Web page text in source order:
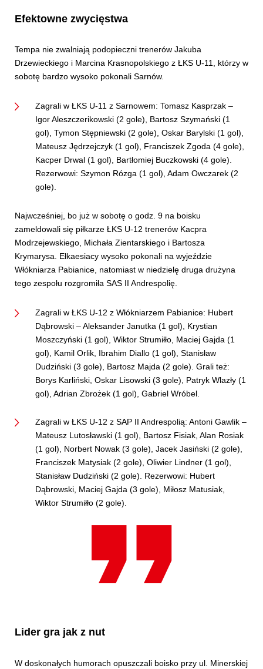
Efektowne zwycięstwa
Tempa nie zwalniają podopieczni trenerów Jakuba
Drzewieckiego i Marcina Krasnopolskiego z ŁKS U-11, którzy w
sobotę bardzo wysoko pokonali Sarnów.
Zagrali w ŁKS U-11 z Sarnowem: Tomasz Kasprzak –
Igor Aleszczerikowski (2 gole), Bartosz Szymański (1
gol), Tymon Stępniewski (2 gole), Oskar Barylski (1 gol),
Mateusz Jędrzejczyk (1 gol), Franciszek Zgoda (4 gole),
Kacper Drwal (1 gol), Bartłomiej Buczkowski (4 gole).
Rezerwowi: Szymon Rózga (1 gol), Adam Owczarek (2
gole).
Najwcześniej, bo już w sobotę o godz. 9 na boisku
zameldowali się piłkarze ŁKS U-12 trenerów Kacpra
Modrzejewskiego, Michała Zientarskiego i Bartosza
Krymarysa. Ełkaesiacy wysoko pokonali na wyjeździe
Włókniarza Pabianice, natomiast w niedzielę druga drużyna
tego zespołu rozgromiła SAS II Andrespolię.
Zagrali w ŁKS U-12 z Włókniarzem Pabianice: Hubert
Dąbrowski – Aleksander Janutka (1 gol), Krystian
Moszczyński (1 gol), Wiktor Strumiłło, Maciej Gajda (1
gol), Kamil Orlik, Ibrahim Diallo (1 gol), Stanisław
Dudziński (3 gole), Bartosz Majda (2 gole). Grali też:
Borys Karliński, Oskar Lisowski (3 gole), Patryk Wlazły (1
gol), Adrian Zbrożek (1 gol), Gabriel Wróbel.
Zagrali w ŁKS U-12 z SAP II Andrespolią: Antoni Gawlik –
Mateusz Lutosławski (1 gol), Bartosz Fisiak, Alan Rosiak
(1 gol), Norbert Nowak (3 gole), Jacek Jasiński (2 gole),
Franciszek Matysiak (2 gole), Oliwier Lindner (1 gol),
Stanisław Dudziński (2 gole). Rezerwowi: Hubert
Dąbrowski, Maciej Gajda (3 gole), Miłosz Matusiak,
Wiktor Strumiłło (2 gole).
Lider gra jak z nut
W doskonałych humorach opuszczali boisko przy ul. Minerskiej